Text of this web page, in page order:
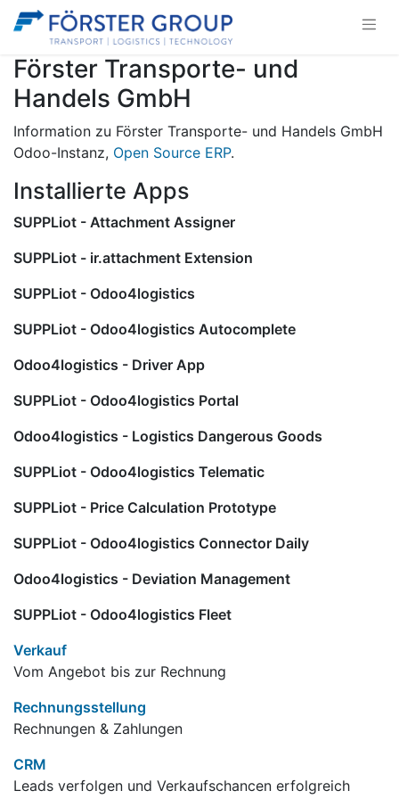
Förster Transporte- und
Handels GmbH
Information zu Förster Transporte- und Handels GmbH
Odoo-Instanz, Open Source ERP.
Installierte Apps
SUPPLiot - Attachment Assigner
SUPPLiot - ir.attachment Extension
SUPPLiot - Odoo4logistics
SUPPLiot - Odoo4logistics Autocomplete
Odoo4logistics - Driver App
SUPPLiot - Odoo4logistics Portal
Odoo4logistics - Logistics Dangerous Goods
SUPPLiot - Odoo4logistics Telematic
SUPPLiot - Price Calculation Prototype
SUPPLiot - Odoo4logistics Connector Daily
Odoo4logistics - Deviation Management
SUPPLiot - Odoo4logistics Fleet
Verkauf
Vom Angebot bis zur Rechnung
Rechnungsstellung
Rechnungen & Zahlungen
CRM
Leads verfolgen und Verkaufschancen erfolgreich